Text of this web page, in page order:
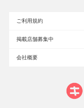
大宮の
高崎
ご利用規約
掲載店舗募集中
会社概要